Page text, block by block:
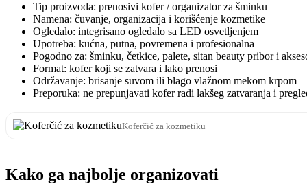
Tip proizvoda: prenosivi kofer / organizator za šminku
Namena: čuvanje, organizacija i korišćenje kozmetike
Ogledalo: integrisano ogledalo sa LED osvetljenjem
Upotreba: kućna, putna, povremena i profesionalna
Pogodno za: šminku, četkice, palete, sitan beauty pribor i
Format: kofer koji se zatvara i lako prenosi
Održavanje: brisanje suvom ili blago vlažnom mekom krpom
Preporuka: ne prepunjavati kofer radi lakšeg zatvaranja i
Koferčić za kozmetiku
Kako ga najbolje organizovati